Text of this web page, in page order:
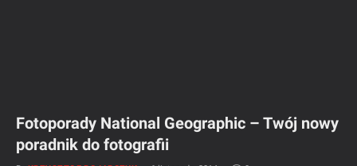
Fotoporady National Geographic – Twój nowy
poradnik do fotografii